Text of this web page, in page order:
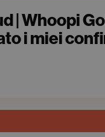
| Whoopi
i miei